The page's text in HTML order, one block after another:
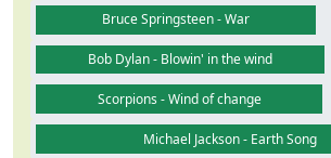
Bruce Springsteen - War
Bob Dylan - Blowin' in the wind
Scorpions - Wind of change
Michael Jackson - Earth Song